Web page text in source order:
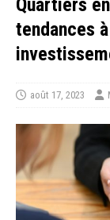
Quartiers
tendances
août 17, 2023